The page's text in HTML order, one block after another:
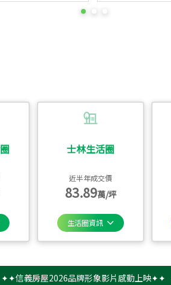
士林生活圈
近半年成交價
83.89萬/坪
生活圈資訊
房屋2026品牌形象影片感動上映✦✦ ‧信義